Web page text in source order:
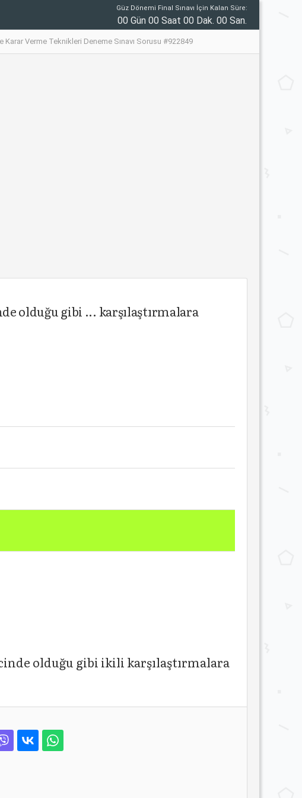
Güz Dönemi Final Sınavı İçin Kalan Süre:
00 Gün 00 Saat 00 Dak. 00 San.
Karar Verme Teknikleri Deneme Sınavı Sorusu #922849
olduğu gibi ... karşılaştırmalara
olduğu gibi ikili karşılaştırmalara